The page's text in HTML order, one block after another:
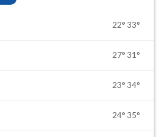
22° 33°
27° 31°
23° 34°
24° 35°